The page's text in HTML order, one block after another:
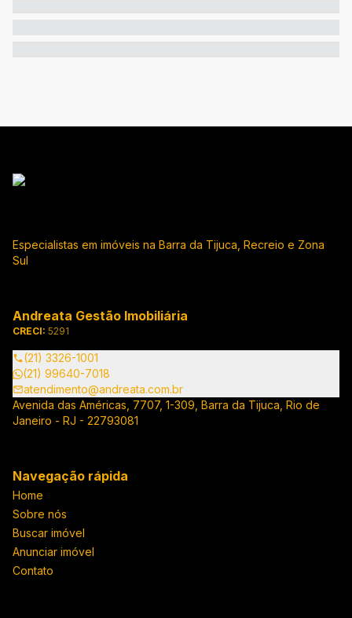
Especialistas em imóveis na Barra da Tijuca, Recreio e Zona
Sul
Andreata Gestão Imobiliária
CRECI: 5291
(21) 3326-1001
(21) 99640-7018
atendimento@andreata.com.br
Avenida das Américas, 7707, 1-309, Barra da Tijuca, Rio de
Janeiro - RJ - 22793081
Navegação rápida
Home
Sobre nós
Buscar imóvel
Anunciar imóvel
Contato